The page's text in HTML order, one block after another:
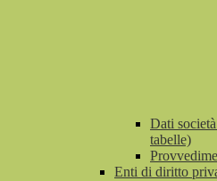
Dati
tabelle)
Enti di diritto